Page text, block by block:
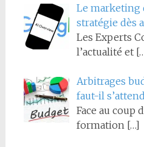
Le marketing
stratégie dès
Les Experts
l’actualité et
Arbitrages
faut-il
Face au coup
formation […]